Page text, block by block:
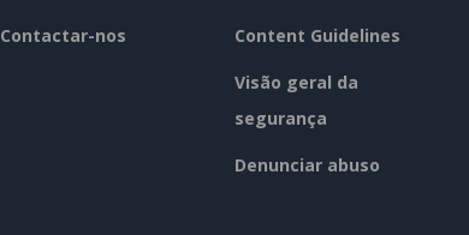
Contactar-nos Content Guidelines
Visão geral da
segurança
Denunciar abuso